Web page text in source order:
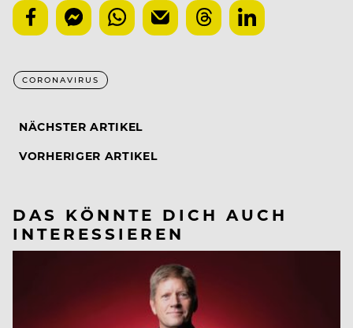
CORONAVIRUS
NÄCHSTER ARTIKEL
VORHERIGER ARTIKEL
DAS KÖNNTE DICH AUCH
INTERESSIEREN